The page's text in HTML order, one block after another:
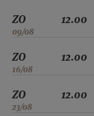
ZO
09/08
12.00
ZO
16/08
12.00
ZO
23/08
12.00